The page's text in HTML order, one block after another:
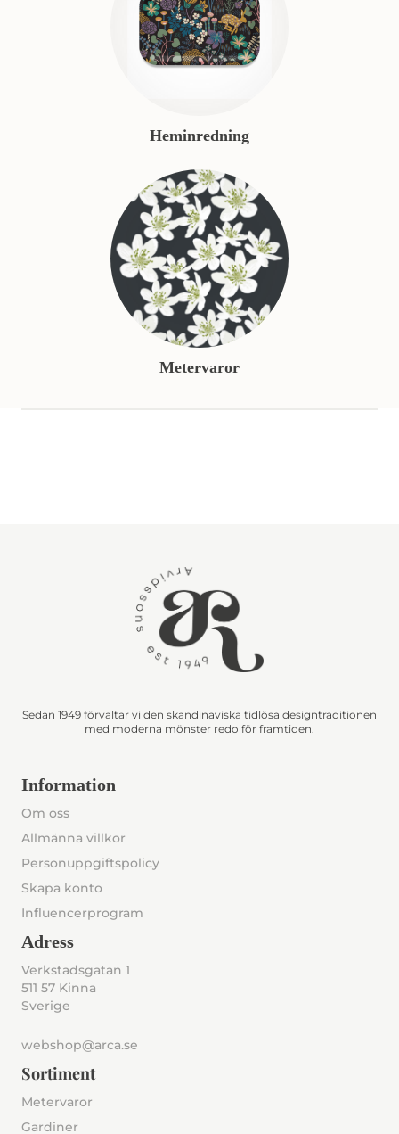
Heminredning
Metervaror
Sedan 1949 förvaltar vi den skandinaviska tidlösa designtraditionen
med moderna mönster redo för framtiden.
Information
Om oss
Allmänna villkor
Personuppgiftspolicy
Skapa konto
Influencerprogram
Adress
Verkstadsgatan 1
511 57 Kinna
Sverige
webshop@arca.se
Sortiment
Metervaror
Gardiner